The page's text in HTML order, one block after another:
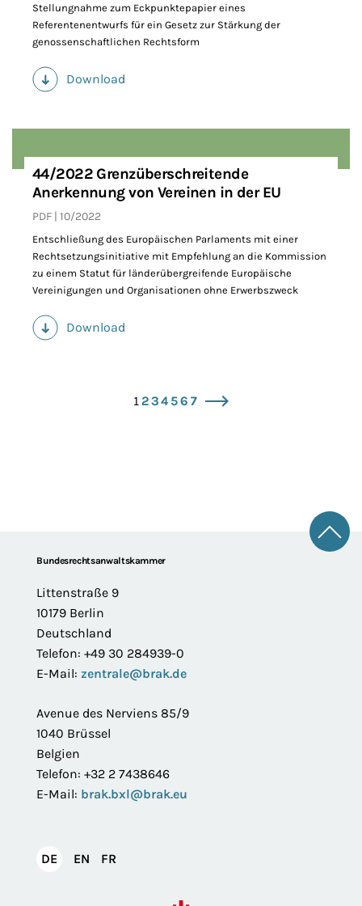
Stellungnahme zum Eckpunktepapier eines
Referentenentwurfs für ein Gesetz zur Stärkung der
genossenschaftlichen Rechtsform
Download
(PDF)
44/2022 Grenzüberschreitende
Anerkennung von Vereinen in der EU
PDF 10/2022
Entschließung des Europäischen Parlaments mit einer
Rechtsetzungsinitiative mit Empfehlung an die Kommission
zu einem Statut für länderübergreifende Europäische
Vereinigungen und Organisationen ohne Erwerbszweck
Download
(PDF)
1234 56 7 vor
FooterBundesrechtsanwaltskammer
Littenstraße 9
10179 Berlin
Deutschland
Telefon: +49 30 284939-0
E-Mail: zentrale@brak.de
Avenue des Nerviens 85/9
1040 Brüssel
Belgien
Telefon: +32 2 7438646
E-Mail: brak.bxl@brak.eu
DEDeutsch
EN English
FR